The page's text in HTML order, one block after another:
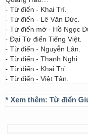
- Từ điển - Khai Trí.
- Từ điển - Lê Văn Đức.
- Từ điển mở - Hồ Ngọc
- Đại Từ điển Tiếng Việt.
- Từ điển - Nguyễn Lân.
- Từ điển - Thanh Nghị.
- Từ điển - Khai Trí.
- Từ điển - Việt Tân.
* Xem thêm: Từ điển